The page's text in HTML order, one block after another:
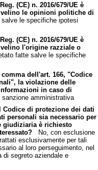
(CE) n. 2016/679/UE è
le opinioni politiche di
le specifiche ipotesi
(CE) n. 2016/679/UE è
l'origine razziale o
fatte salve le specifiche
dell'art. 166, "Codice
la violazione delle
in caso di
amministrativa
Codice di protezione dei dati
personali sia necessario per
giudiziaria è richiesto
No, con esclusione
esclusivamente per tali
al loro perseguimento, nel
di segreto aziendale e